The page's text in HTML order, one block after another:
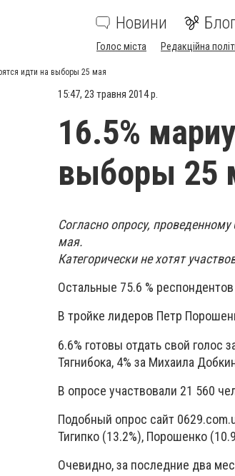
Новини
Голос міста Редакційна
идти на выборы 25 мая
15:47, 23 травня 2014 р.
16.5%
выборы 25
Согласно опросу,
мая.
Категорически не хотят
Остальные 75.6 %
В тройке лидеров Петр
6.6% готовы отдать свой голос
Тягнибока, 4% за Михаила
В опросе участвовали 21 560
Подобный опрос сайт
Тигипко (13.2%), Порошенко
Очевидно, за последние два